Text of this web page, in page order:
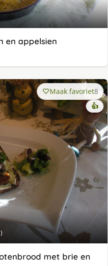
en appelsien
Maak favoriet8
👍
met brie en